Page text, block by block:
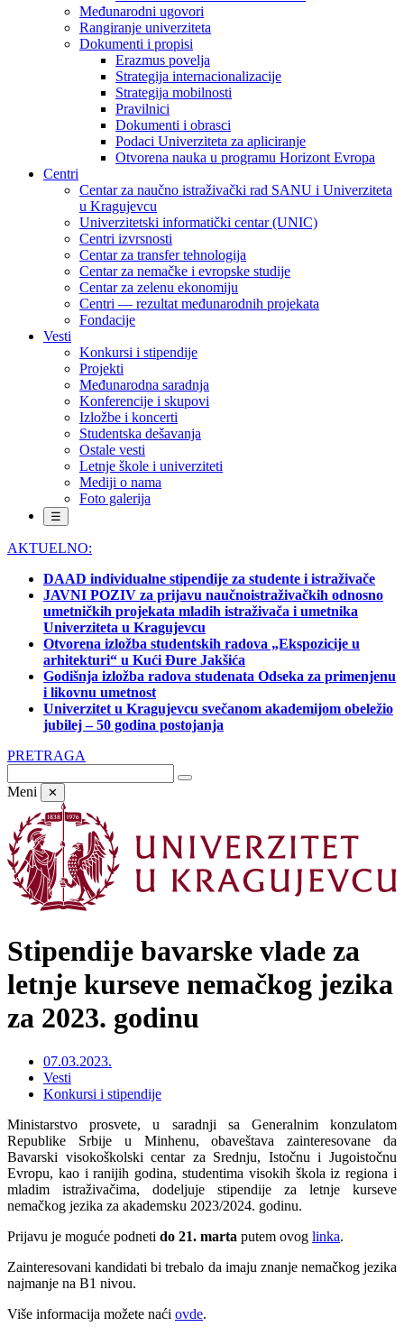
Međunarodni ugovori
Rangiranje univerziteta
Dokumenti i propisi
Erazmus povelja
Strategija internacionalizacije
Strategija mobilnosti
Pravilnici
Dokumenti i obrasci
Podaci Univerziteta za apliciranje
Otvorena nauka u programu Horizont Evropa
Centri
Centar za naučno istraživački rad SANU i Univerziteta
u Kragujevcu
Univerzitetski informatički centar (UNIC)
Centri izvrsnosti
Centar za transfer tehnologija
Centar za nemačke i evropske studije
Centar za zelenu ekonomiju
Centri — rezultat međunarodnih projekata
Fondacije
Vesti
Konkursi i stipendije
Projekti
Međunarodna saradnja
Konferencije i skupovi
Izložbe i koncerti
Studentska dešavanja
Ostale vesti
Letnje škole i univerziteti
Mediji o nama
Foto galerija
☰
AKTUELNO:
DAAD individualne stipendije za studente i istraživače
JAVNI POZIV za prijavu naučnoistraživačkih odnosno
umetničkih projekata mladih istraživača i umetnika
Univerziteta u Kragujevcu
Otvorena izložba studentskih radova „Ekspozicije u
arhitekturi“ u Kući Đure Jakšića
Godišnja izložba radova studenata Odseka za primenjenu
i likovnu umetnost
Univerzitet u Kragujevcu svečanom akademijom obeležio
jubilej – 50 godina postojanja
PRETRAGA
Meni ✕
Stipendije bavarske vlade za
letnje kurseve nemačkog jezika
za 2023. godinu
07.03.2023.
Vesti
Konkursi i stipendije
Ministarstvo prosvete, u saradnji sa Generalnim konzulatom
Republike Srbije u Minhenu, obaveštava zainteresovane da
Bavarski visokoškolski centar za Srednju, Istočnu i Jugoistočnu
Evropu, kao i ranijih godina, studentima visokih škola iz regiona i
mladim istraživačima, dodeljuje stipendije za letnje kurseve
nemačkog jezika za akademsku 2023/2024. godinu.
Prijavu je moguće podneti do 21. marta putem ovog linka.
Zainteresovani kandidati bi trebalo da imaju znanje nemačkog jezika
najmanje na B1 nivou.
Više informacija možete naći ovde.